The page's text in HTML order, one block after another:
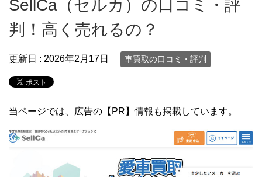
SellCa（セルカ）の口コミ・評
判！高く売れるの？
更新日 : 2026年2月17日 車買取の口コミ・評判
当ページでは、広告の【PR】情報も掲載しています。